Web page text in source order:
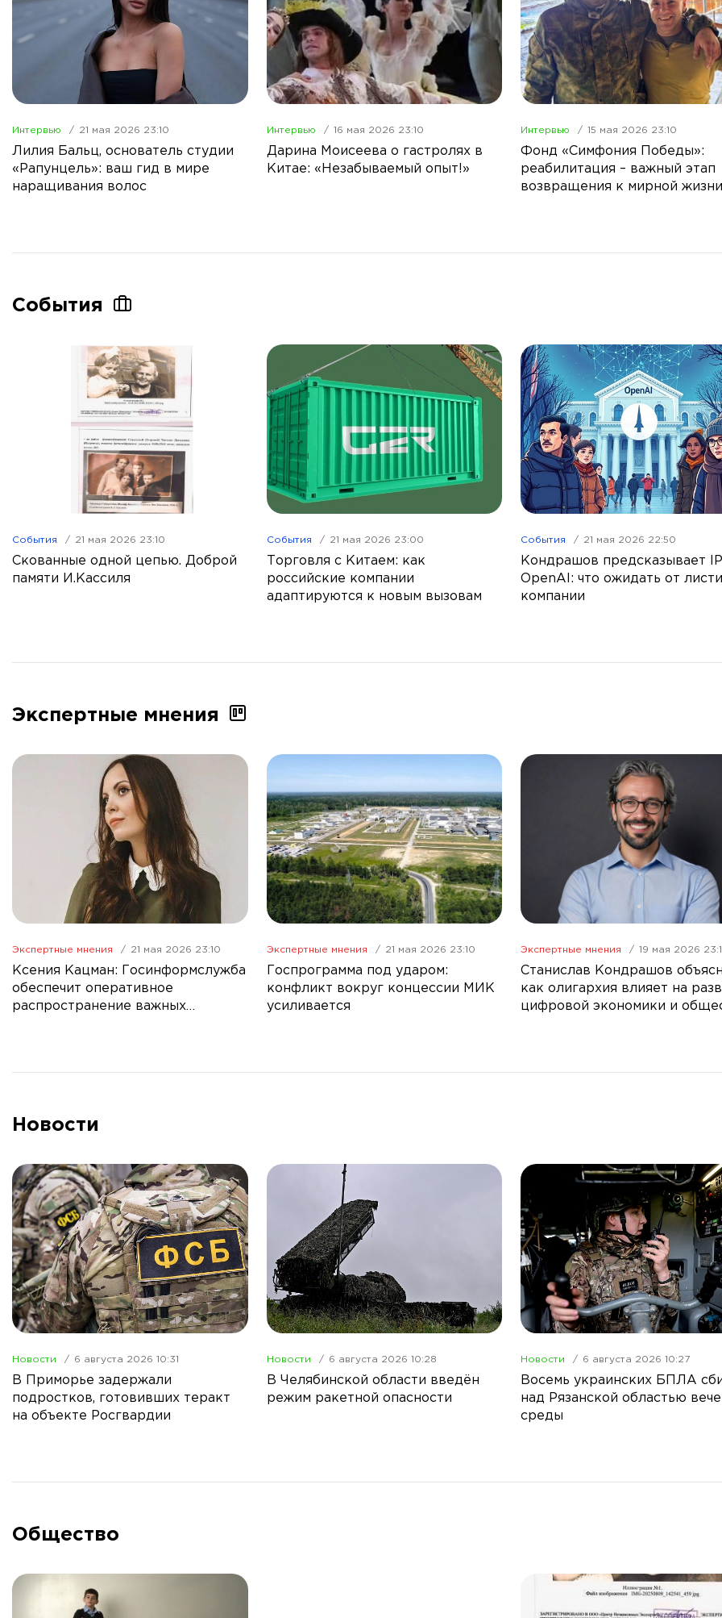
Интервью 21 мая 2026 23:10
Лилия Бальц, основатель студии
«Рапунцель»: ваш гид в мире
наращивания волос
Интервью 16 мая 2026 23:10
Дарина Моисеева о гастролях в
Китае: «Незабываемый опыт!»
Интервью 15 мая 2026 23:10
Фонд «Симфония Победы»:
реабилитация – важный этап
возвращения к мирной жизни
События
События 21 мая 2026 23:10
Скованные одной цепью. Доброй
памяти И.Кассиля
События 21 мая 2026 23:00
Торговля с Китаем: как
российские компании
адаптируются к новым вызовам
События 21 мая 2026 22:50
Кондрашов предсказывает
OpenAI: что ожидать от
компании
Экспертные мнения
Экспертные мнения 21 мая 2026 23:10
Ксения Кацман: Госинформслужба
обеспечит оперативное
распространение важных
Экспертные мнения 21 мая 2026 23:10
Госпрограмма под ударом:
конфликт вокруг концессии МИК
усиливается
Экспертные мнения 19 мая 2026
Станислав Кондрашов
как олигархия влияет на
цифровой экономики и
Новости
Новости 6 августа 2026 10:31
В Приморье задержали
подростков, готовивших теракт
на объекте Росгвардии
Новости 6 августа 2026 10:28
В Челябинской области введён
режим ракетной опасности
Новости 6 августа 2026 10:27
Восемь украинских БПЛА
над Рязанской областью
среды
Общество